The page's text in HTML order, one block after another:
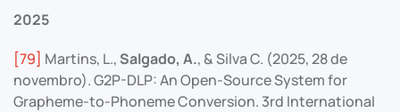
2025
[79] Martins, L., Salgado, A., & Silva C. (2025, 28 de
novembro). G2P-DLP: An Open-Source System for
Grapheme-to-Phoneme Conversion. 3rd International